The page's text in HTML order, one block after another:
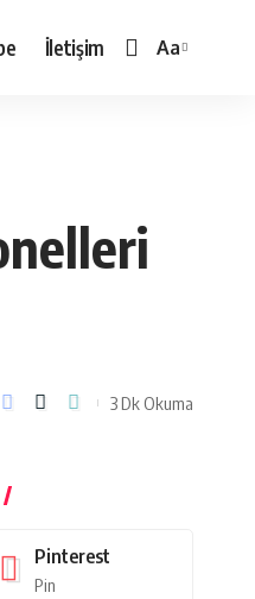
İletişim
Yazı
Aa
3 Dk Okuma
Pinterest
Pin